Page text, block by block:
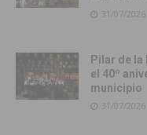
31/07/2026
Pilar de
el 40º
municipio
31/07/2026